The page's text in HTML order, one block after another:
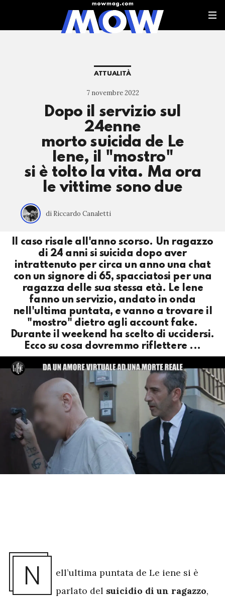
ATTUALITÀ
7 novembre 2022
Dopo il servizio sul
24enne
morto suicida de Le
Iene, il "mostro"
si è tolto la vita. Ma ora
le vittime sono due
di Riccardo Canaletti
Il caso risale all'anno scorso. Un ragazzo
di 24 anni si suicida dopo aver
intrattenuto per circa un anno una chat
con un signore di 65, spacciatosi per una
ragazza delle sua stessa età. Le Iene
fanno un servizio, andato in onda
nell'ultima puntata, e vanno a trovare il
"mostro" dietro agli account fake.
Durante il weekend ha scelto di uccidersi.
Ecco su cosa dovremmo riflettere ...
N
ell’ultima puntata de Le iene si è
parlato del suicidio di un ragazzo,